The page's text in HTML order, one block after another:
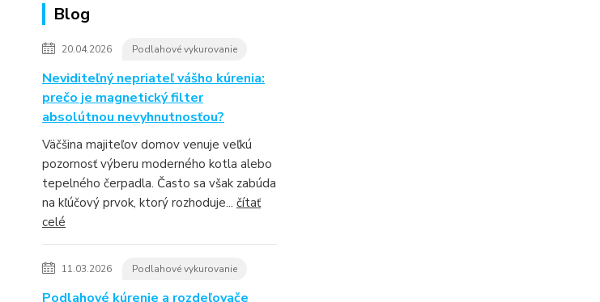
Blog
20.04.2026 Podlahové vykurovanie
Neviditeľný nepriateľ vášho kúrenia:
prečo je magnetický filter
absolútnou nevyhnutnosťou?
Väčšina majiteľov domov venuje veľkú
pozornosť výberu moderného kotla alebo
tepelného čerpadla. Často sa však zabúda
na kľúčový prvok, ktorý rozhoduje... čítať
celé
11.03.2026 Podlahové vykurovanie
Podlahové kúrenie a rozdeľovače